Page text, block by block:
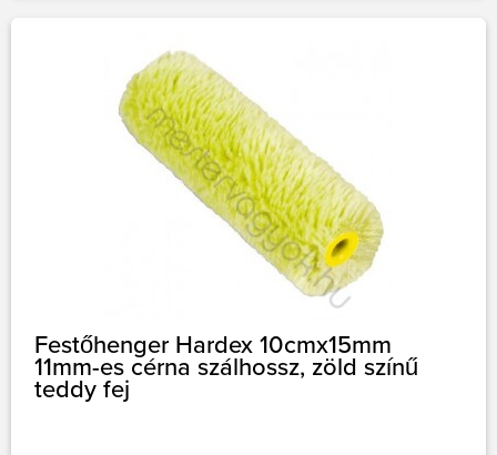
Festőhenger Hardex 10cmx15mm
11mm-es cérna szálhossz, zöld színű
teddy fej